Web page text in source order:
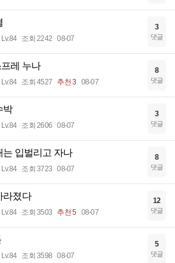
Lv.84 조회 2242 08-07
3
댓글
레 누나
Lv.84 조회 4527 추천 3 08-07
8
댓글
박
Lv.84 조회 2606 08-07
3
댓글
는 입벌리고 자나
Lv.84 조회 3723 08-07
8
댓글
라졌다
Lv.84 조회 3503 추천 5 08-07
12
댓글
Lv.84 조회 3598 08-07
5
댓글